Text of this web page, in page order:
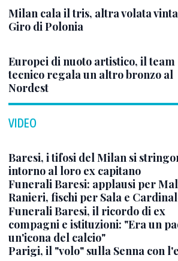
Milan cala il tris, altra volata
Giro di Polonia
Europei di nuoto artistico, il team
tecnico regala un altro bronzo al
Nordest
VIDEO
Baresi, i tifosi del Milan si
intorno al loro ex capitano
Funerali Baresi: applausi per
Ranieri, fischi per Sala e
Funerali Baresi, il ricordo di ex
compagni e istituzioni: "Era un
un'icona del calcio"
Parigi, il "volo" sulla Senna con